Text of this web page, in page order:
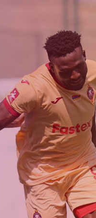
Ընդունելություն
2021թթ.
համար